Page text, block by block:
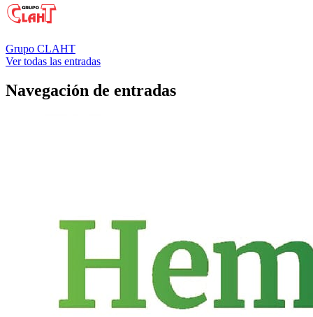
Grupo CLAHT
Ver todas las entradas
Navegación de entradas